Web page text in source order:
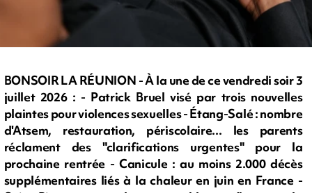
BONSOIR LA RÉUNION - À la une de ce vendredi soir 3
juillet 2026 : - Patrick Bruel visé par trois nouvelles
plaintes pour violences sexuelles - Étang-Salé : nombre
d'Atsem, restauration, périscolaire... les parents
réclament des "clarifications urgentes" pour la
prochaine rentrée - Canicule : au moins 2.000 décès
supplémentaires liés à la chaleur en juin en France -